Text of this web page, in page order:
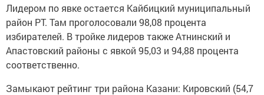
Лидером по явке остается Кайбицкий муниципальный
район РТ. Там проголосовали 98,08 процента
избирателей. В тройке лидеров также Атнинский и
Апастовский районы с явкой 95,03 и 94,88 процента
соответственно.
Замыкают рейтинг три района Казани: Кировский (54,7